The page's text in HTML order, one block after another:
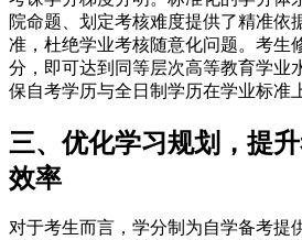
院命题、划定考核难度提供了精准依
准，杜绝学业考核随意化问题。考生
分，即可达到同等层次高等教育学业
保自考学历与全日制学历在学业标准
三、优化学习规划，提
效率
对于考生而言，学分制为自学备考提